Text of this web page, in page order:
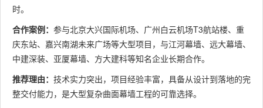
时。
合作案例： 参与北京大兴国际机场、广州白云机场T3航站楼、重
庆东站、嘉兴南湖未来广场等大型项目，与江河幕墙、远大幕墙、
中建深装、亚厦幕墙、方大建科等知名企业长期合作。
推荐理由： 技术实力突出，项目经验丰富，具备从设计到落地的完
整交付能力，是大型复杂曲面幕墙工程的可靠选择。